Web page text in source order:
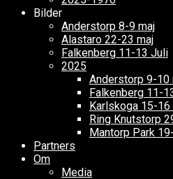
Bilder
Anderstorp 8-9 maj
Alastaro 22-23 maj
Falkenberg 11-13 Juli
2025
Anderstorp 9-10
Falkenberg 11-
Karlskoga 15-
Ring Knutstorp
Mantorp Park
Partners
Om
Media